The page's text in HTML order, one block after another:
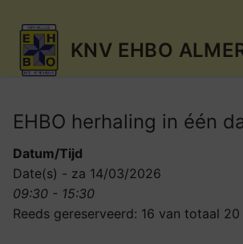
naar
KNV EHBO
Zoeken naar:
EHBO herhaling in één
Datum/Tijd
Date(s) - za 14/03/2026
09:30 - 15:30
Reeds gereserveerd: 16 van totaal 20